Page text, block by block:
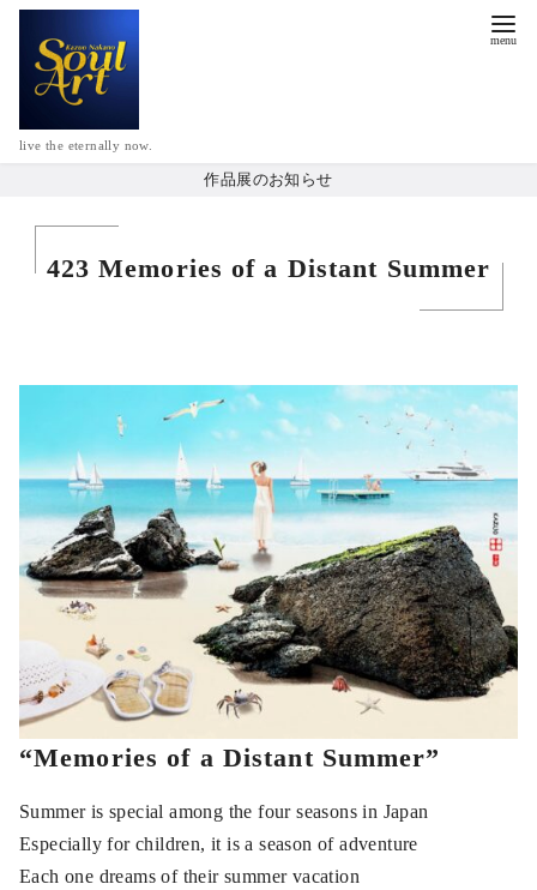
live the eternally now.
作品展のお知らせ
423 Memories of a Distant Summer
“Memories of a Distant Summer”
Summer is special among the four seasons in Japan
Especially for children, it is a season of adventure
Each one dreams of their summer vacation